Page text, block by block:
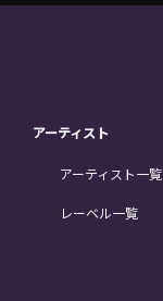
アーティスト
アーティスト一覧
レーベル一覧